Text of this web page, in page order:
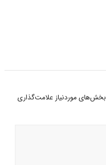
بخش‌های موردنیاز علامت‌گذاری